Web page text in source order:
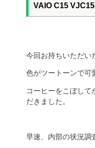
VAIO C15
今回お持ちいただい
色がツートーンで可
コーヒーをこぼして
だきました。
早速、内部の状況調